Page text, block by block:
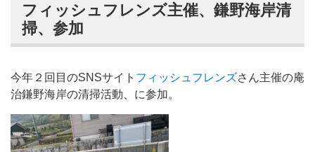
フィッシュフレンズ主催、鎌野海岸清
掃、参加
今年２回目のSNSサイト フィッシュフレンズさん主催の庵
治鎌野海岸の清掃活動、に参加。